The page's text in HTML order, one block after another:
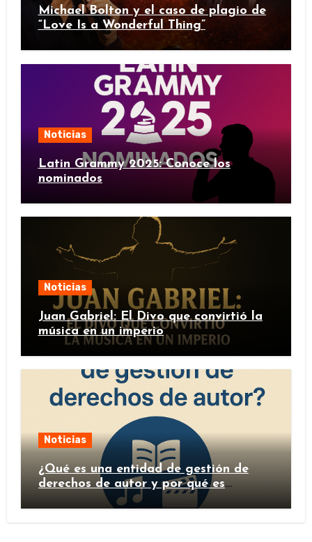
Michael Bolton y el caso de plagio de
“Love Is a Wonderful Thing”
Noticias
Latin Grammy 2025: Conoce los
nominados
Noticias
Juan Gabriel: El Divo que convirtió la
música en un imperio
Noticias
¿Qué es una entidad de gestión de
derechos de autor y por qué es
importante?